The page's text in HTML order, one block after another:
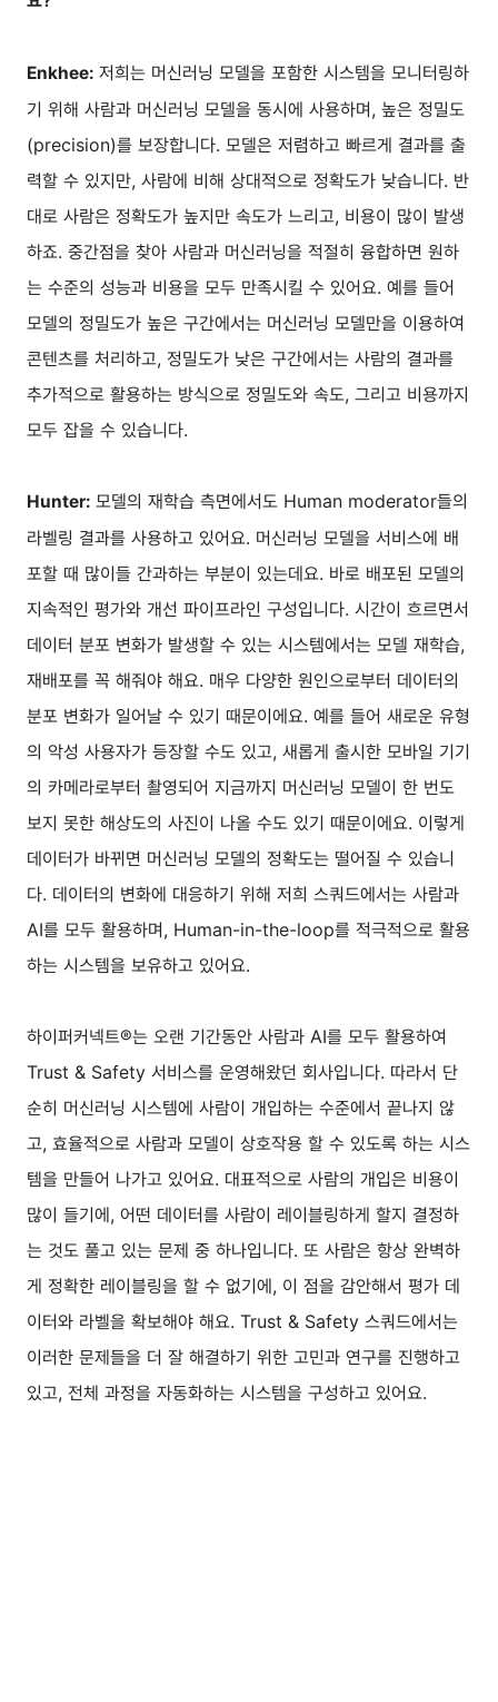
Enkhee: 저희는 머신러닝 모델을 포함한 시스템을 모니터링하
기 위해 사람과 머신러닝 모델을 동시에 사용하며, 높은 정밀도
(precision)를 보장합니다. 모델은 저렴하고 빠르게 결과를 출
력할 수 있지만, 사람에 비해 상대적으로 정확도가 낮습니다. 반
대로 사람은 정확도가 높지만 속도가 느리고, 비용이 많이 발생
하죠. 중간점을 찾아 사람과 머신러닝을 적절히 융합하면 원하
는 수준의 성능과 비용을 모두 만족시킬 수 있어요. 예를 들어
모델의 정밀도가 높은 구간에서는 머신러닝 모델만을 이용하여
콘텐츠를 처리하고, 정밀도가 낮은 구간에서는 사람의 결과를
추가적으로 활용하는 방식으로 정밀도와 속도, 그리고 비용까지
모두 잡을 수 있습니다.
Hunter: 모델의 재학습 측면에서도 Human moderator들의
라벨링 결과를 사용하고 있어요. 머신러닝 모델을 서비스에 배
포할 때 많이들 간과하는 부분이 있는데요. 바로 배포된 모델의
지속적인 평가와 개선 파이프라인 구성입니다. 시간이 흐르면서
데이터 분포 변화가 발생할 수 있는 시스템에서는 모델 재학습,
재배포를 꼭 해줘야 해요. 매우 다양한 원인으로부터 데이터의
분포 변화가 일어날 수 있기 때문이에요. 예를 들어 새로운 유형
의 악성 사용자가 등장할 수도 있고, 새롭게 출시한 모바일 기기
의 카메라로부터 촬영되어 지금까지 머신러닝 모델이 한 번도
보지 못한 해상도의 사진이 나올 수도 있기 때문이에요. 이렇게
데이터가 바뀌면 머신러닝 모델의 정확도는 떨어질 수 있습니
다. 데이터의 변화에 대응하기 위해 저희 스쿼드에서는 사람과
AI를 모두 활용하며, Human-in-the-loop를 적극적으로 활용
하는 시스템을 보유하고 있어요.
하이퍼커넥트®는 오랜 기간동안 사람과 AI를 모두 활용하여
Trust & Safety 서비스를 운영해왔던 회사입니다. 따라서 단
순히 머신러닝 시스템에 사람이 개입하는 수준에서 끝나지 않
고, 효율적으로 사람과 모델이 상호작용 할 수 있도록 하는 시스
템을 만들어 나가고 있어요. 대표적으로 사람의 개입은 비용이
많이 들기에, 어떤 데이터를 사람이 레이블링하게 할지 결정하
는 것도 풀고 있는 문제 중 하나입니다. 또 사람은 항상 완벽하
게 정확한 레이블링을 할 수 없기에, 이 점을 감안해서 평가 데
이터와 라벨을 확보해야 해요. Trust & Safety 스쿼드에서는
이러한 문제들을 더 잘 해결하기 위한 고민과 연구를 진행하고
있고, 전체 과정을 자동화하는 시스템을 구성하고 있어요.